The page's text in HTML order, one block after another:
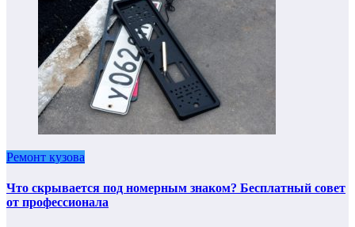
Ремонт кузова
Что скрывается под номерным знаком? Бесплатный совет
от профессионала